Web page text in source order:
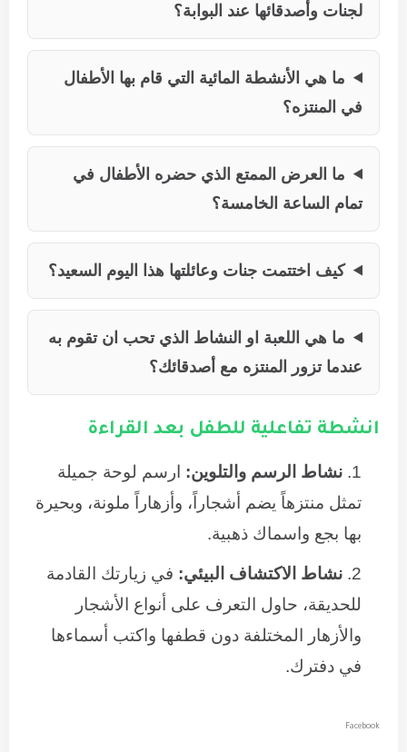
لجنات وأصدقائها عند البوابة؟
ما هي الأنشطة المائية التي قام بها الأطفال
في المنتزه؟
ما العرض الممتع الذي حضره الأطفال في
تمام الساعة الخامسة؟
كيف اختتمت جنات وعائلتها هذا اليوم السعيد؟
ما هي اللعبة او النشاط الذي تحب ان تقوم به
عندما تزور المنتزه مع أصدقائك؟
انشطة تفاعلية للطفل بعد القراءة
نشاط الرسم والتلوين: ارسم لوحة جميلة
تمثل منتزهاً يضم أشجاراً، وأزهاراً ملونة، وبحيرة
بها بجع واسماك ذهبية.
نشاط الاكتشاف البيئي: في زيارتك القادمة
للحديقة، حاول التعرف على أنواع الأشجار
والأزهار المختلفة دون قطفها واكتب أسماءها
في دفترك.
Facebook